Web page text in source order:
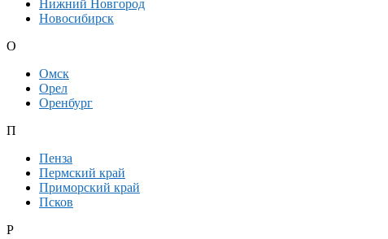
Нижний Новгород
Новосибирск
О
Омск
Орел
Оренбург
П
Пенза
Пермский край
Приморский край
Псков
Р